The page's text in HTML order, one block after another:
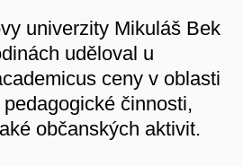
univerzity Mikuláš Bek
uděloval u
ceny v oblasti
činnosti,
občanských aktivit.